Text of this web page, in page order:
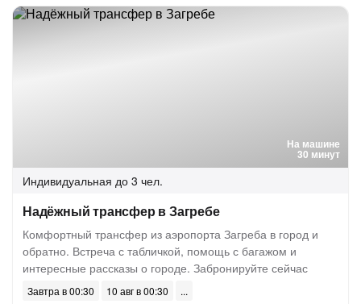
На машине
30 минут
Индивидуальная до 3 чел.
Надёжный трансфер в Загребе
Комфортный трансфер из аэропорта Загреба в город и
обратно. Встреча с табличкой, помощь с багажом и
интересные рассказы о городе. Забронируйте сейчас
Завтра в 00:30
10 авг в 00:30